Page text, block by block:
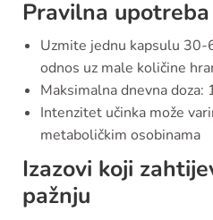
Pravilna upotreba
Uzmite jednu kapsulu
odnos uz male količine
Maksimalna dnevna doza:
Intenzitet učinka može
metaboličkim osobinama
Izazovi koji
pažnju